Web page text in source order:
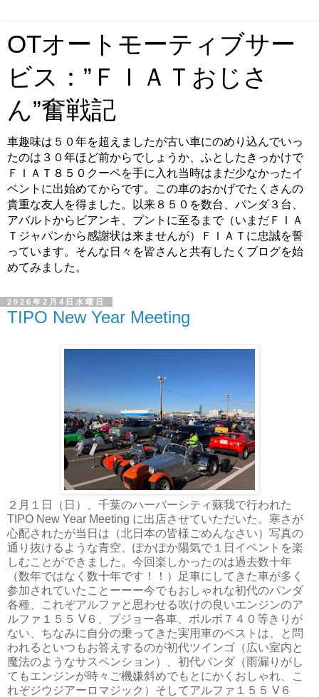
OTオートモーティブサー
ビス：”ＦＩＡＴおじさ
ん”奮戦記
車趣味は５０年を超えましたが古い車にのめり込んでいっ
たのは３０年ほど前からでしょうか、ふとしたきっかけで
ＦＩＡＴ８５０クーペを手に入れ当時はまだ少なかったイ
ベントに出始めてからです。この車のおかげでたくさんの
貴重な友人を得ました。以来８５０を数台、パンダ３台、
アバルトからビアンキ、プントに至るまで（いまだＦＩＡ
Ｔジャパンから感謝状は来ませんが）ＦＩＡＴに忠誠を誓
っています。そんな日々を皆さんと共有したくブログを始
めてみました。
2026年2月4日水曜日
TIPO New Year Meeting
２月１日（日）、千葉のハーバーシティ蘇我で行われた
TIPO New Year Meeting に出店させていただいた。寒さが
心配されたが当日は（北日本の皆様ごめんなさい）写真の
通り抜けるような青空、ぽかぽか陽気で１日イベントを楽
しむことができました。今回楽しかったのは過去数十年
（数年ではなく数十年です！！）足車にしてきた車が多く
参加されていたことーーー今でもおしゃれな初代のパンダ
各種、これぞアルファと思わせる吹けの良いエンジンのア
ルファ１５５ V６、プジョー各車、ボルボ７４０等きりが
ない、ちなみに自分の乗ってきた実用車のベストは、と問
われるといつもお答えするのが初代ツインゴ（広い室内と
魔法のようなサスペンション）、初代パンダ（雨漏りがし
てもエンジンが時々ご機嫌斜めでもとにかくおしゃれ、こ
れぞジウジアーロマジック）そしてアルファ１５５ V６